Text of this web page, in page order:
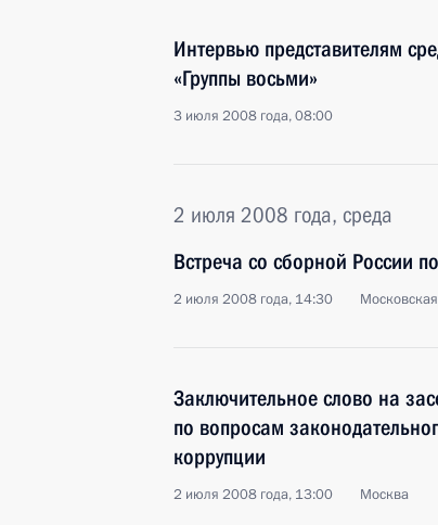
Интервью представителям
«Группы восьми»
3 июля 2008 года, 08:00
2 июля 2008 года, среда
Встреча со сборной России
2 июля 2008 года, 14:30
Заключительное слово на
по вопросам
коррупции
2 июля 2008 года, 13:00 Москва